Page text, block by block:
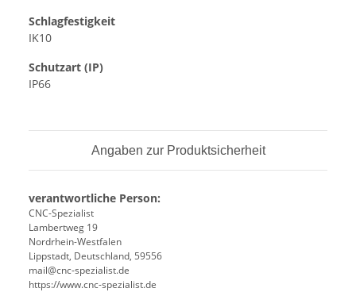
Schlagfestigkeit
IK10
Schutzart (IP)
IP66
Angaben zur Produktsicherheit
verantwortliche Person:
CNC-Spezialist
Lambertweg 19
Nordrhein-Westfalen
Lippstadt, Deutschland, 59556
mail@cnc-spezialist.de
https://www.cnc-spezialist.de